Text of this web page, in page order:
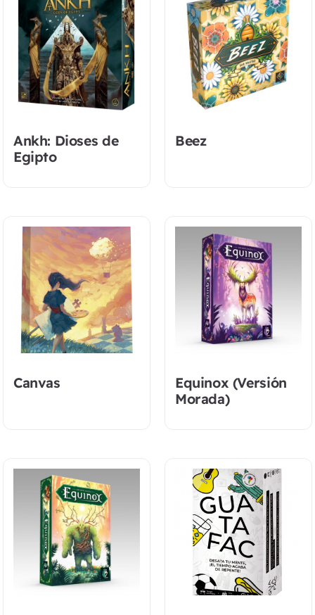
Ankh: Dioses de
Egipto
Beez
Canvas
Equinox (Versión
Morada)